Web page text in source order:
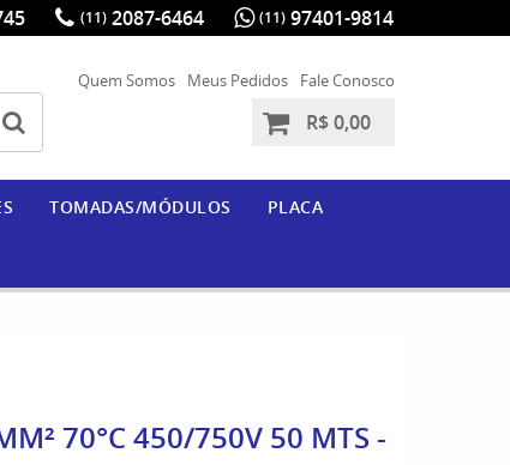
(11) 2087-6464 (11) 97401-9814
Quem Somos Meus Pedidos Fale Conosco
R$ 0,00
TOMADAS/MÓDULOS PLACA
70°C 450/750V 50 MTS -